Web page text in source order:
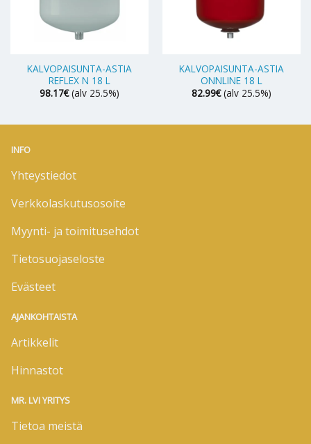
KALVOPAISUNTA-ASTIA
REFLEX N 18 L
98.17€ (alv 25.5%)
KALVOPAISUNTA-ASTIA
ONNLINE 18 L
82.99€ (alv 25.5%)
INFO
Yhteystiedot
Verkkolaskutusosoite
Myynti- ja toimitusehdot
Tietosuojaseloste
Evästeet
AJANKOHTAISTA
Artikkelit
Hinnastot
MR. LVI YRITYS
Tietoa meistä